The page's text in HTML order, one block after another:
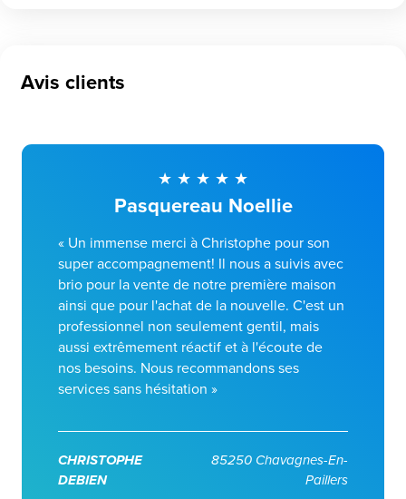
Avis clients
Pasquereau Noellie
« Un immense merci à Christophe pour son
super accompagnement! Il nous a suivis avec
brio pour la vente de notre première maison
ainsi que pour l'achat de la nouvelle. C'est un
professionnel non seulement gentil, mais
aussi extrêmement réactif et à l'écoute de
nos besoins. Nous recommandons ses
services sans hésitation »
CHRISTOPHE
DEBIEN
85250 Chavagnes-En-
Paillers